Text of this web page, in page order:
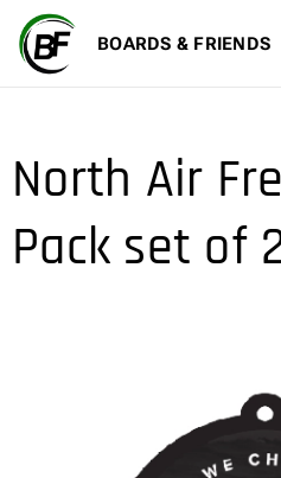
BOARDS & FRIENDS
North Air
Pack set of